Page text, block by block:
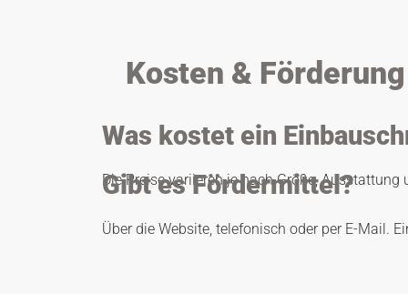
Kosten & Förderung
Was kostet ein
Die Preise variieren je nach Größe,
Gibt es Fördermittel?
Über die Website, telefonisch oder per E-Mail.